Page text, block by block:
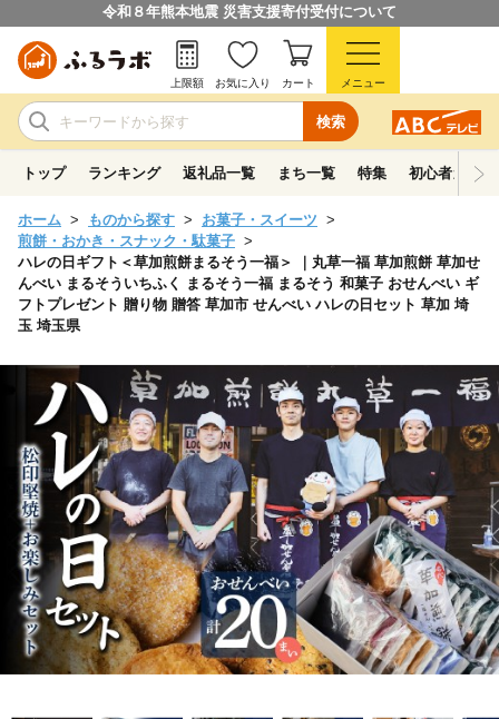
令和８年熊本地震 災害支援寄付受付について
検索
上限額 お気に入り カート メニュー
トップ ランキング 返礼品一覧 まち一覧 特集 初心者ガイド
ホーム ものから探す
お菓子・スイーツ
煎餅・おかき・スナック・駄菓子
ハレの日ギフト＜草加煎餅まるそう一福＞ ｜丸草一福 草加煎餅 草加せ
んべい まるそういちふく まるそう一福 まるそう 和菓子 おせんべい ギ
フトプレゼント 贈り物 贈答 草加市 せんべい ハレの日セット 草加 埼
玉 埼玉県